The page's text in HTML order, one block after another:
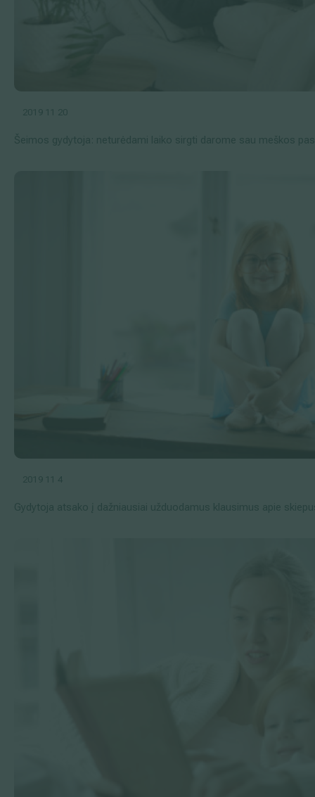
2019 11 20
Šeimos gydytoja: neturėdami laiko sirgti darome sau meškos
2019 11 4
Gydytoja atsako į dažniausiai užduodamus klausimus apie